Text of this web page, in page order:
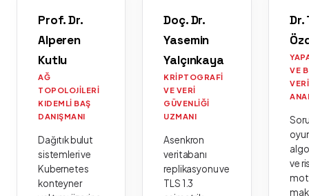
Prof. Dr.
Alperen
Kutlu
AĞ
TOPOLOJILERI
KIDEMLI BAŞ
DANIŞMANI
Dağıtık bulut
sistemleri ve
Kubernetes
konteyner
Doç. Dr.
Yasemin
Yalçınkaya
KRIPTOGRAFI
VE VERI
GÜVENLIĞI
UZMANI
Asenkron
veritabanı
replikasyonu ve
TLS 1.3
Dr.
VE
VERI
ve